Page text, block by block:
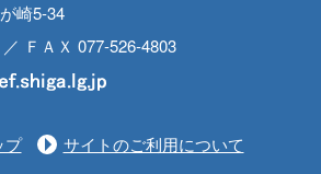
崎5-34
ＦＡＸ 077-526-4803
プ サイトのご利用について